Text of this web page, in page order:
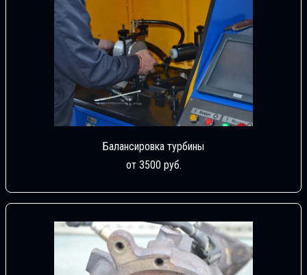
Балансировка турбины
от 3500 руб.